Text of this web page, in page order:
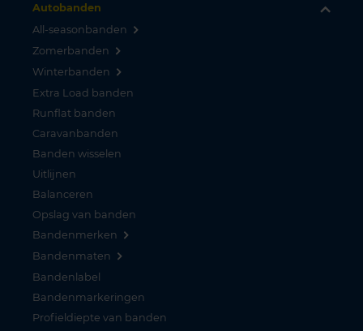
Autobanden
All-seasonbanden
Zomerbanden
Winterbanden
Extra Load banden
Runflat banden
Caravanbanden
Banden wisselen
Uitlijnen
Balanceren
Opslag van banden
Bandenmerken
Bandenmaten
Bandenlabel
Bandenmarkeringen
Profieldiepte van banden